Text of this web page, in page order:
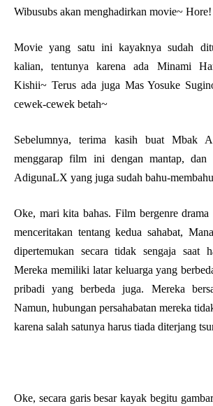
Wibusubs akan menghadirkan movie~ Hore!
Movie yang satu ini kayaknya sudah
kalian, tentunya karena ada Minami
Kishii~ Terus ada juga Mas Yosuke
cewek-cewek betah~
Sebelumnya, terima kasih buat Mbak
menggarap film ini dengan mantap, dan
AdigunaLX yang juga sudah bahu-
Oke, mari kita bahas. Film bergenre
menceritakan tentang kedua sahabat,
dipertemukan secara tidak sengaja saat
Mereka memiliki latar keluarga yang
pribadi yang berbeda juga. Mereka
Namun, hubungan persahabatan mereka
karena salah satunya harus tiada diterjang
Oke, secara garis besar kayak begitu